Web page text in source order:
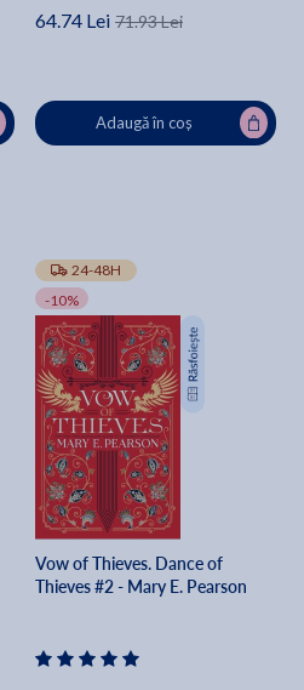
64.74 Lei 71.93 Lei
Adaugă în coș
24-48H
-10%
Vow of Thieves. Dance of
Thieves #2 - Mary E. Pearson